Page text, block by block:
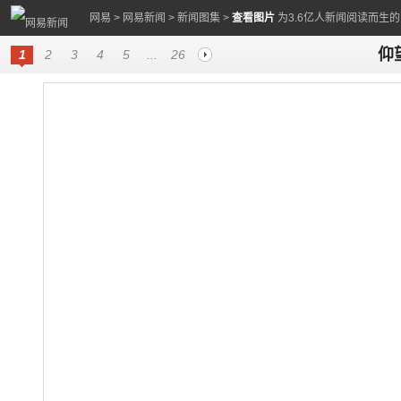
网易 > 网易新闻 > 新闻图集 > 查看图片 为3.6亿人新闻阅读而生
1 2 3 4 5 26 仰